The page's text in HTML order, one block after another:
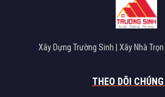
Xây Dựng Trường Sinh | Xây Nhà
THEO DÕI CHÚNG